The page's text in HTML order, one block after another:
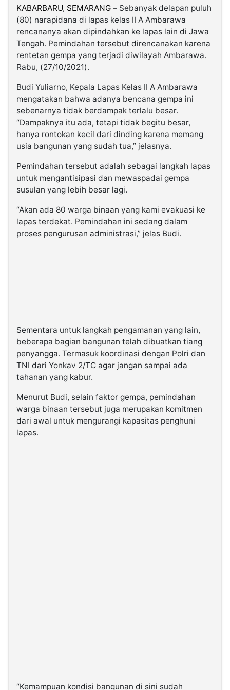
KABARBARU, SEMARANG – Sebanyak delapan puluh
(80) narapidana di lapas kelas II A Ambarawa
rencananya akan dipindahkan ke lapas lain di Jawa
Tengah. Pemindahan tersebut direncanakan karena
rentetan gempa yang terjadi diwilayah Ambarawa.
Rabu, (27/10/2021).
Budi Yuliarno, Kepala Lapas Kelas II A Ambarawa
mengatakan bahwa adanya bencana gempa ini
sebenarnya tidak berdampak terlalu besar.
“Dampaknya itu ada, tetapi tidak begitu besar,
hanya rontokan kecil dari dinding karena memang
usia bangunan yang sudah tua,” jelasnya.
Pemindahan tersebut adalah sebagai langkah lapas
untuk mengantisipasi dan mewaspadai gempa
susulan yang lebih besar lagi.
“Akan ada 80 warga binaan yang kami evakuasi ke
lapas terdekat. Pemindahan ini sedang dalam
proses pengurusan administrasi,” jelas Budi.
Sementara untuk langkah pengamanan yang lain,
beberapa bagian bangunan telah dibuatkan tiang
penyangga. Termasuk koordinasi dengan Polri dan
TNI dari Yonkav 2/TC agar jangan sampai ada
tahanan yang kabur.
Menurut Budi, selain faktor gempa, pemindahan
warga binaan tersebut juga merupakan komitmen
dari awal untuk mengurangi kapasitas penghuni
lapas.
“Kemampuan kondisi bangunan di sini sudah